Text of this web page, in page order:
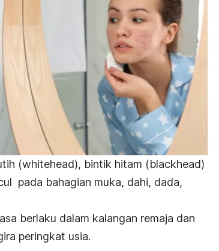
(whitehead), bintik hitam (blackhead)
pada bahagian muka, dahi, dada,
berlaku dalam kalangan remaja dan
peringkat usia.